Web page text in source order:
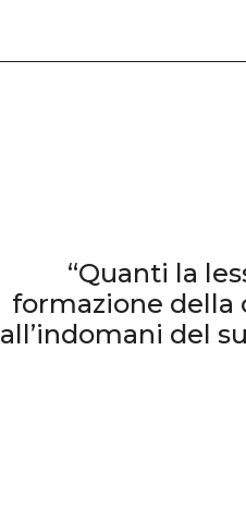
“Quanti la
formazione della
all’indomani del